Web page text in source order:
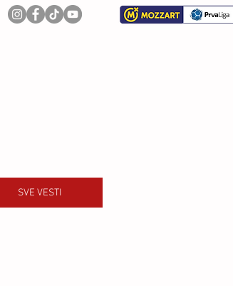
SVE VESTI